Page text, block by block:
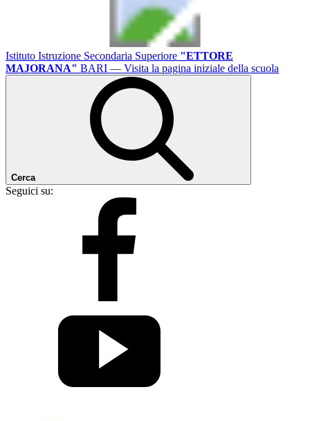
Istituto Istruzione Secondaria Superiore "ETTORE
MAJORANA" BARI — Visita la pagina iniziale della scuola
Cerca
Seguici su: